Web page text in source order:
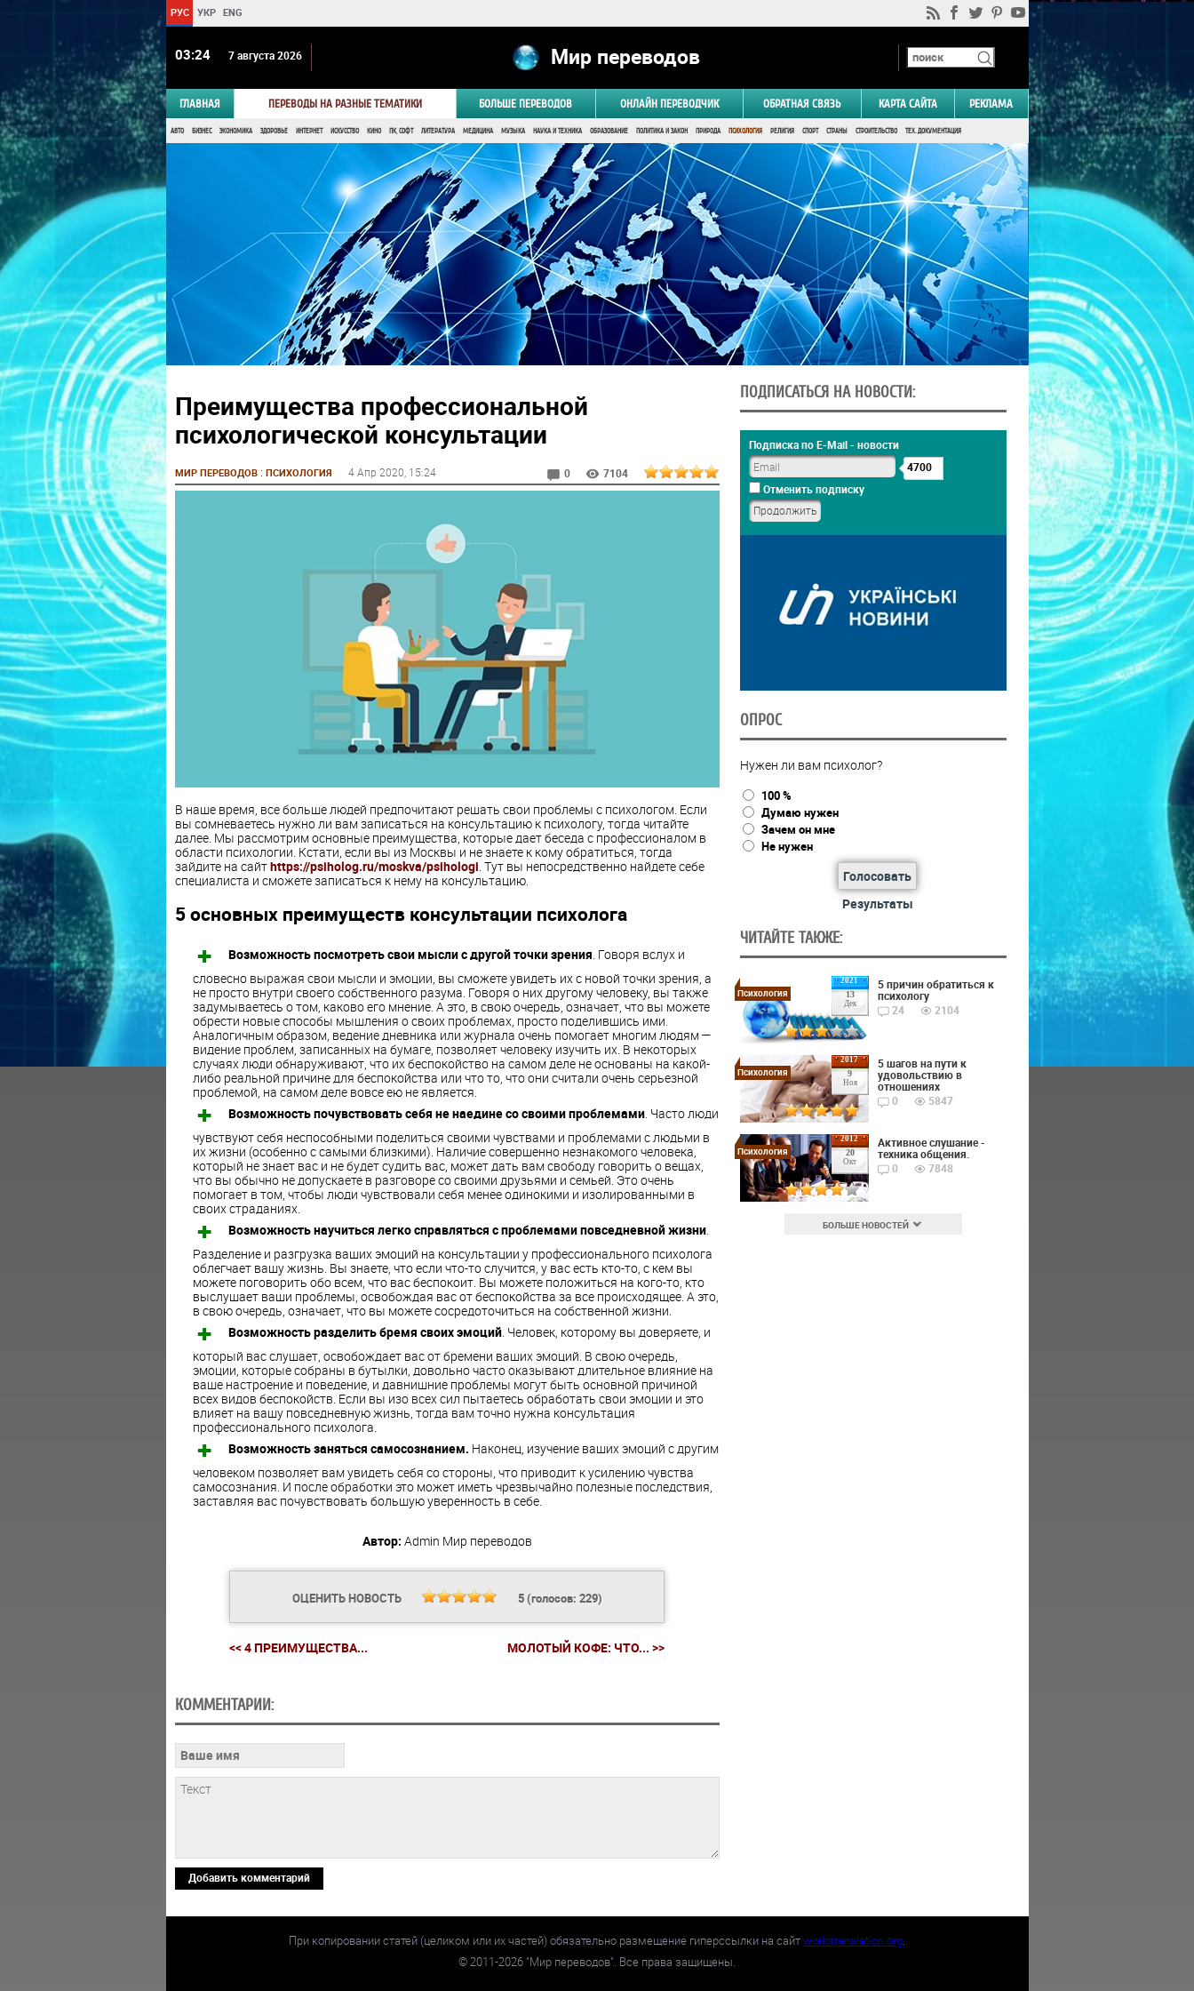
РУС УКР ENG
03 24 7 августа 2026 Мир переводов
ГЛАВНАЯ ПЕРЕВОДЫ НА РАЗНЫЕ ТЕМАТИКИ БОЛЬШЕ ПЕРЕВОДОВ ОНЛАЙН ПЕРЕВОДЧИК ОБРАТНАЯ СВЯЗЬ КАРТА САЙТА РЕКЛАМА
АВТО БИЗНЕС ЭКОНОМИКА ЗДОРОВЬЕ ИНТЕРНЕТ ИСКУССТВО КИНО ПК, СОФТ ЛИТЕРАТУРА МЕДИЦИНА МУЗЫКА НАУКА И ТЕХНИКА ОБРАЗОВАНИЕ ПОЛИТИКА И ЗАКОН ПРИРОДА ПСИХОЛОГИЯ РЕЛИГИЯ СПОРТ СТРАНЫ СТРОИТЕЛЬСТВО ТЕХ. ДОКУМЕНТАЦИЯ
Преимущества профессиональной
психологической консультации
МИР ПЕРЕВОДОВ: ПСИХОЛОГИЯ 4 Апр 2020 , 15:24 0 7104
В наше время, все больше людей предпочитают решать свои проблемы с психологом. Если
вы сомневаетесь нужно ли вам записаться на консультацию к психологу, тогда читайте
далее. Мы рассмотрим основные преимущества, которые дает беседа с профессионалом в
области психологии. Кстати, если вы из Москвы и не знаете к кому обратиться, тогда
зайдите на сайтhttps://psiholog.ru/moskva/psihologi . Тут вы непосредственно найдете себе
специалиста и сможете записаться к нему на консультацию.
5 основных преимуществ консультации психолога
Возможность посмотреть свои мысли с другой точки зрения . Говоря вслух и
словесно выражая свои мысли и эмоции, вы сможете увидеть их с новой точки зрения, а
не просто внутри своего собственного разума. Говоря о них другому человеку, вы также
задумываетесь о том, каково его мнение. А это, в свою очередь, означает, что вы можете
обрести новые способы мышления о своих проблемах, просто поделившись ими.
Аналогичным образом, ведение дневника или журнала очень помогает многим людям —
видение проблем, записанных на бумаге, позволяет человеку изучить их. В некоторых
случаях люди обнаруживают, что их беспокойство на самом деле не основаны на какой-
либо реальной причине для беспокойства или что то, что они считали очень серьезной
проблемой, на самом деле вовсе ею не является.
Возможность почувствовать себя не наедине со своими проблемами. Часто люди
чувствуют себя неспособными поделиться своими чувствами и проблемами с людьми в
их жизни (особенно с самыми близкими). Наличие совершенно незнакомого человека,
который не знает вас и не будет судить вас, может дать вам свободу говорить о вещах,
что вы обычно не допускаете в разговоре со своими друзьями и семьей. Это очень
помогает в том, чтобы люди чувствовали себя менее одинокими и изолированными в
своих страданиях.
Возможность научиться легко справляться с проблемами повседневной жизни.
Разделение и разгрузка ваших эмоций на консультации у профессионального психолога
облегчает вашу жизнь. Вы знаете, что если что-то случится, у вас есть кто-то, с кем вы
можете поговорить обо всем, что вас беспокоит. Вы можете положиться на кого-то, кто
выслушает ваши проблемы, освобождая вас от беспокойства за все происходящее. А это,
в свою очередь, означает, что вы можете сосредоточиться на собственной жизни.
Возможность разделить бремя своих эмоций. Человек, которому вы доверяете, и
который вас слушает, освобождает вас от бремени ваших эмоций. В свою очередь,
эмоции, которые собраны в бутылки, довольно часто оказывают длительное влияние на
ваше настроение и поведение, и давнишние проблемы могут быть основной причиной
всех видов беспокойств. Если вы изо всех сил пытаетесь обработать свои эмоции и это
влияет на вашу повседневную жизнь, тогда вам точно нужна консультация
профессионального психолога.
Возможность заняться самосознанием. Наконец, изучение ваших эмоций с другим
человеком позволяет вам увидеть себя со стороны, что приводит к усилению чувства
самосознания. И после обработки это может иметь чрезвычайно полезные последствия,
заставляя вас почувствовать большую уверенность в себе.
Автор: Admin Мир переводов
ОЦЕНИТЬ НОВОСТЬ 5(голосов: 229)
<< 4 ПРЕИМУЩЕСТВА... МОЛОТЫЙ КОФЕ: ЧТО... >>
КОММЕНТАРИИ:
Добавить комментарий
ПОДПИСАТЬСЯ НА НОВОСТИ:
Подписка по E-Mail - новости
4700
Отменить подписку
ОПРОС
Нужен ли вам психолог?
100 %
Думаю нужен
Зачем он мне
Не нужен
Голосовать
Результаты
ЧИТАЙТЕ ТАКЖЕ:
2021
13
Дек
Психология
5 причин обратиться к
психологу
24
2104
2017
9
Ноя
Психология
5 шагов на пути к
удовольствию в
отношениях
0
5847
2012
20
Окт
Психология
Активное слушание -
техника общения.
0
7848
БОЛЬШЕ НОВОСТЕЙ
При копировании статей (целиком или их частей) обязательно размещение гиперссылки на сайтworldtranslation.org
©2011-2026 "Мир переводов". Все права защищены.